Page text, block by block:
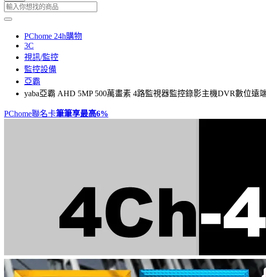
PChome 24h購物
3C
視訊/監控
監控設備
亞霸
yaba亞霸 AHD 5MP 500萬畫素 4路監視器監控錄影主機DVR數位遠
PChome聯名卡筆筆享最高6%